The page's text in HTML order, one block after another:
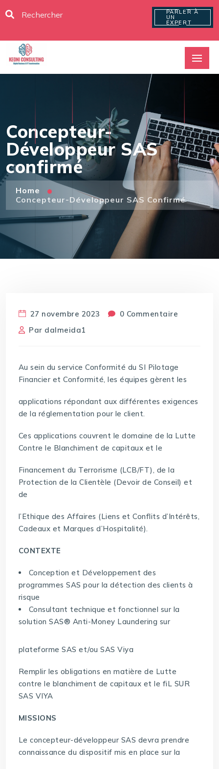
PARLER À
UN
EXPERT
Concepteur-
Développeur SAS
confirmé
Home
Concepteur-Développeur SAS Confirmé
27 novembre 2023
0 Commentaire
Par dalmeida1
Au sein du service Conformité du SI Pilotage
Financier et Conformité, les équipes gèrent les
applications répondant aux différentes exigences
de la réglementation pour le client.
Ces applications couvrent le domaine de la Lutte
Contre le Blanchiment de capitaux et le
Financement du Terrorisme (LCB/FT), de la
Protection de la Clientèle (Devoir de Conseil) et
de
l’Ethique des Affaires (Liens et Conflits d’Intérêts,
Cadeaux et Marques d’Hospitalité).
CONTEXTE
Conception et Développement des
programmes SAS pour la détection des clients à
risque
Consultant technique et fonctionnel sur la
solution SAS® Anti-Money Laundering sur
plateforme SAS et/ou SAS Viya
Remplir les obligations en matière de Lutte
contre le blanchiment de capitaux et le fiL SUR
SAS VIYA
MISSIONS
Le concepteur-développeur SAS devra prendre
connaissance du dispositif mis en place sur la